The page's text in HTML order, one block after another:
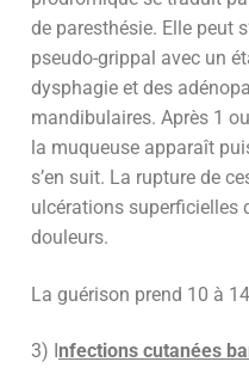
de paresthésie. Elle peut
pseudo-grippal avec un
dysphagie et des
mandibulaires. Après 1
la muqueuse apparaît
s’en suit. La rupture de
ulcérations superficielles
douleurs.
La guérison prend 10 à
3) I nfections cutanées